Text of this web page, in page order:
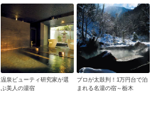
温泉ビューティ研究家が選
ぶ美人の湯宿
プロが太鼓判！1万円台で泊
まれる名湯の宿～栃木